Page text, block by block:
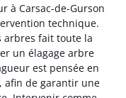
à Carsac-de-Gurson
technique.
arbres fait toute la
un élagage arbre
est pensée en
afin de garantir une